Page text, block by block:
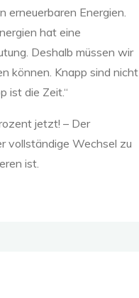
Energien.
hat eine
Deshalb müssen wir
können. Knapp sind nicht
ist die Zeit.“
jetzt! – Der
vollständige Wechsel zu
ist.